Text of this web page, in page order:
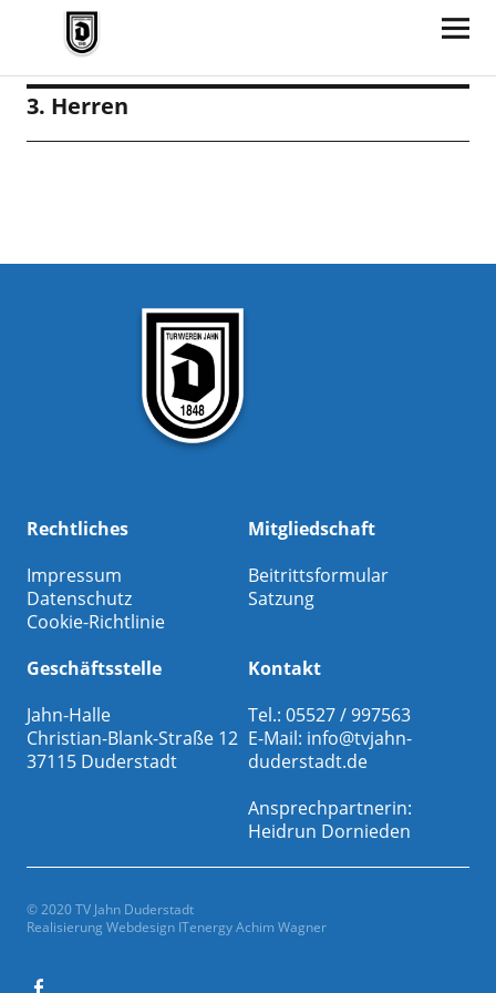
TV Jahn Duderstadt
3. Herren
Rechtliches
Impressum
Datenschutz
Cookie-Richtlinie
Mitgliedschaft
Beitrittsformular
Satzung
Geschäftsstelle
Jahn-Halle
Christian-Blank-Straße 12
37115 Duderstadt
Kontakt
Tel.: 05527 / 997563
E-Mail: info@tvjahn-
duderstadt.de
Ansprechpartnerin:
Heidrun Dornieden
© 2020 TV Jahn Duderstadt
Realisierung Webdesign ITenergy Achim Wagner